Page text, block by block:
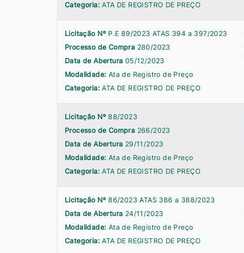
Categoria:ATA DE REGISTRO DE PREÇO
Licitação Nº P.E 89/2023 ATAS 394 a 397/2023
Processo de Compra 280/2023
Data de Abertura 05/12/2023
Modalidade: Ata de Registro de Preço
Categoria:ATA DE REGISTRO DE PREÇO
Licitação Nº88/2023
Processo de Compra 266/2023
Data de Abertura 29/11/2023
Modalidade: Ata de Registro de Preço
Categoria:ATA DE REGISTRO DE PREÇO
Licitação Nº86/2023 ATAS 386 a 388/2023
Data de Abertura 24/11/2023
Modalidade: Ata de Registro de Preço
Categoria:ATA DE REGISTRO DE PREÇO